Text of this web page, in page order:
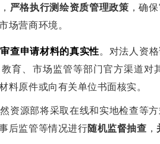
严格执行测绘资质管理政策 ，确
场营商环境。
审查申请材料的真实性。对法人资
育、市场监管等部门官方渠道对
料原件或向有关单位书面核实。
然资源部将采取在线和实地检查等
后监管等情况进行随机监督抽查 ，